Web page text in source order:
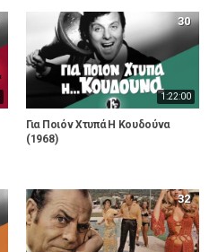
1:22:00
30
Για Ποιόν Χτυπά Η Κουδούνα
(1968)
32